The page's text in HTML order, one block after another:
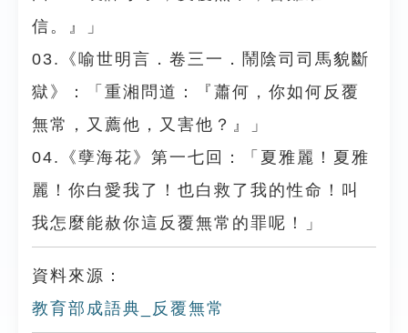
信。』」
03.《喻世明言．卷三一．鬧陰司司馬貌斷
獄》：「重湘問道：『蕭何，你如何反覆
無常，又薦他，又害他？』」
04.《孽海花》第一七回：「夏雅麗！夏雅
麗！你白愛我了！也白救了我的性命！叫
我怎麼能赦你這反覆無常的罪呢！」
資料來源：
教育部成語典_反覆無常